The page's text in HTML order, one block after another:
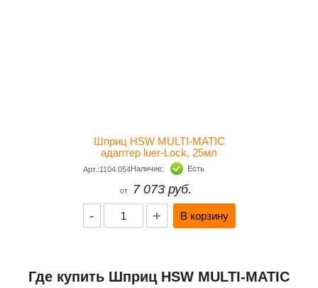
Шприц HSW MULTI-MATIC
адаптер luer-Lock, 25мл
Арт.:1104.054Наличие: Есть
от 7 073 руб.
- +
Где купить Шприц HSW MULTI-MATIC